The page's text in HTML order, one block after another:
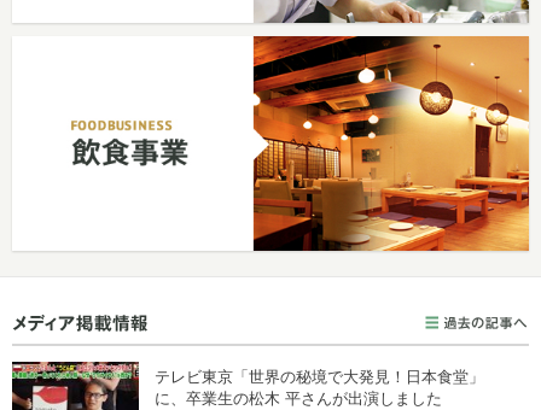
テレビ東京「世界の秘境で大発見！日本食堂」
に、卒業生の松木 平さんが出演しました